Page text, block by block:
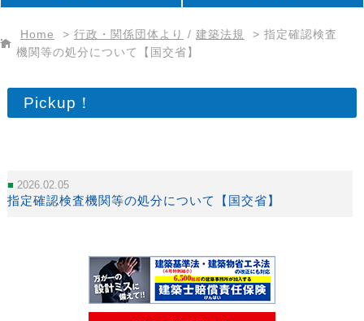
Home > 行政・関係団体より / 建築法規 > 指定確認検査
機関等の処分について【国交省】
Pickup！
2026.02.05
指定確認検査機関等の処分について【国交省】